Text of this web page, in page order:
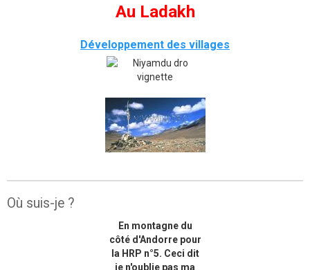
Au Ladakh
Développement des villages
Où suis-je ?
En montagne du
côté d'Andorre pour
la HRP n°5. Ceci dit
je n'oublie pas ma